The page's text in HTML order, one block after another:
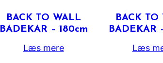
BACK TO WALL
BADEKAR – 180cm
Læs mere
BACK TO
BADEKAR
Læs